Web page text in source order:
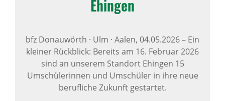
Ehingen
bfz Donauwörth · Ulm · Aalen, 04.05.2026– Ein
kleiner Rückblick: Bereits am 16. Februar 2026
sind an unserem Standort Ehingen 15
Umschülerinnen und Umschüler in ihre neue
berufliche Zukunft gestartet.